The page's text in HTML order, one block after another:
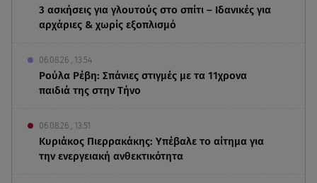
3 ασκήσεις για γλουτούς στο σπίτι – Ιδανικές για
αρχάριες & χωρίς εξοπλισμό
06.08.26 , 13:54
Ρούλα Ρέβη: Σπάνιες στιγμές με τα 11χρονα
παιδιά της στην Τήνο
06.08.26 , 13:51
Κυριάκος Πιερρακάκης: Υπέβαλε το αίτημα για
την ενεργειακή ανθεκτικότητα